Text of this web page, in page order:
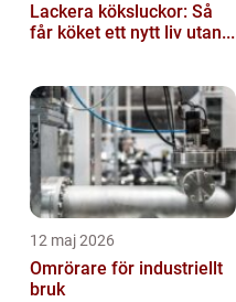
Lackera köksluckor: Så
får köket ett nytt liv utan...
12 maj 2026
Omrörare för industriellt
bruk